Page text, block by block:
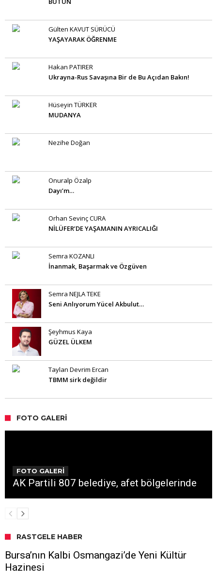
Gülten KAVUT SÜRÜCÜ
YAŞAYARAK ÖĞRENME
Hakan PATIRER
Ukrayna-Rus Savaşına Bir de Bu Açıdan Bakın!
Hüseyin TÜRKER
MUDANYA
Nezihe Doğan
Onuralp Özalp
Dayı’m…
Orhan Sevinç CURA
NİLÜFER’DE YAŞAMANIN AYRICALIĞI
Semra KOZANLI
İnanmak, Başarmak ve Özgüven
Semra NEJLA TEKE
Seni Anlıyorum Yücel Akbulut…
Şeyhmus Kaya
GÜZEL ÜLKEM
Taylan Devrim Ercan
TBMM sirk değildir
FOTO GALERI
FOTO GALERİ
AK Partili 807 belediye, afet bölgelerinde
RASTGELE HABER
Bursa’nın Kalbi Osmangazi’de Yeni Kültür
Hazinesi